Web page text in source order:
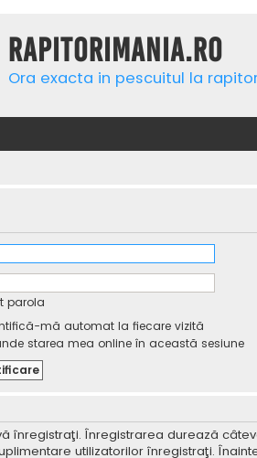
Rapitorimania.ro
Ora exacta in pescuitul la
parola
mă automat la fiecare vizită
starea mea online în această sesiune
înregistraţi. Înregistrarea durează
utilizatorilor înregistraţi.